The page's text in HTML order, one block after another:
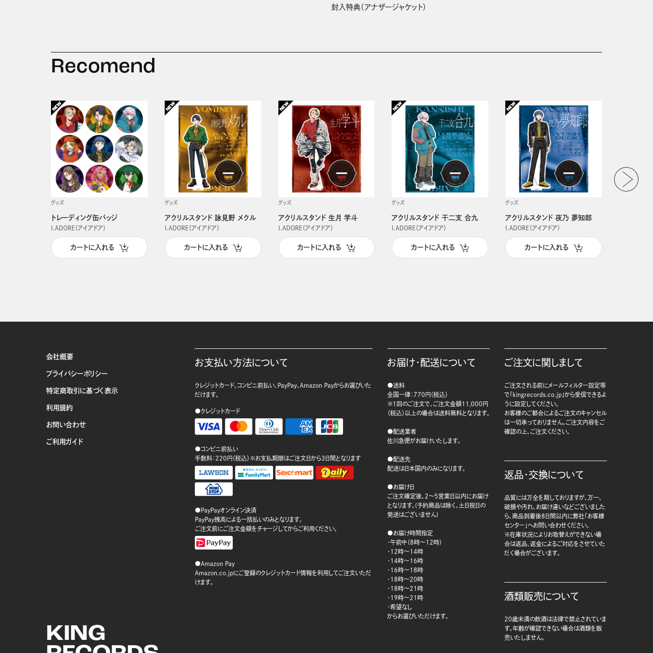
封入特典（アナザージャケット）
Recomend
グッズ
トレーディング缶バッジ
I.ADORE（アイアドア）
カートに入れる
グッズ
アクリルスタンド 詠見野 メクル
I.ADORE（アイアドア）
カートに入れる
グッズ
アクリルスタンド 生月 学斗
I.ADORE（アイアドア）
カートに入れる
グッズ
アクリルスタンド 干二支 合九
I.ADORE（アイアドア）
カートに入れる
グッズ
アクリルスタンド 夜乃 夢知郎
I.ADORE（アイアドア）
カートに入れる
会社概要
プライバシーポリシー
特定商取引に基づく表示
利用規約
お問い合わせ
ご利用ガイド
KING
お支払い方法について
クレジットカード、コンビニ前払い、PayPay、Amazon Payからお選びいた
だけます。
●クレジットカード
●コンビニ前払い
手数料：220円（税込）※お支払期限はご注文日から3日間となります
●PayPayオンライン決済
PayPay残高による一括払いのみとなります。
ご注文前にご注文金額をチャージしてからご利用ください。
●Amazon Pay
Amazon.co.jpにご登録のクレジットカード情報を利用してご注文いただ
けます。
お届け・配送について
●送料
全国一律：770円（税込）
※1回のご注文で、ご注文金額11,000円
（税込）以上の場合は送料無料となります。
●配送業者
佐川急便がお届けいたします。
●配送先
配送は日本国内のみになります。
●お届け日
ご注文確定後、2～5営業日以内にお届け
となります。(予約商品は除く、土日祝日の
発送はございません)
●お届け時間指定
・午前中（8時～12時）
・12時～14時
・14時～16時
・16時～18時
・18時～20時
・18時～21時
・19時～21時
・希望なし
からお選びいただけます。
ご注文に関しまして
ご注文される前にメールフィルター設定等
で「kingrecords.co.jp」から受信できるよ
うに設定してください。
お客様のご都合によるご注文のキャンセル
は一切承っておりません。ご注文内容をご
確認の上、ご注文ください。
返品・交換について
品質には万全を期しておりますが、万一、
破損や汚れ、お届け違いなどございました
ら、商品到着後8日間以内に弊社「お客様
センター」へお問い合わせください。
※在庫状況によりお取替えができない場
合は返品、返金によるご対応をさせていた
だく場合がございます。
酒類販売について
20歳未満の飲酒は法律で禁止されていま
す。年齢が確認できない場合は酒類を販
売いたしません。